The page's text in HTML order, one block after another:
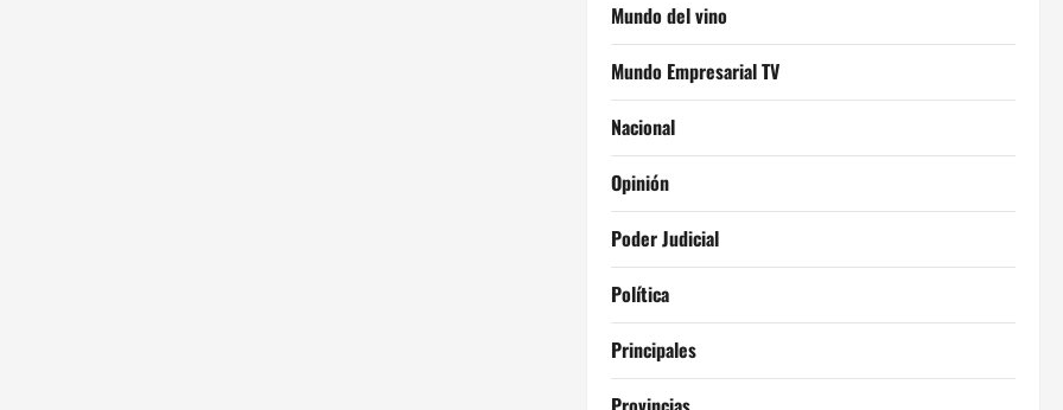
Mundo del vino
Mundo Empresarial TV
Nacional
Opinión
Poder Judicial
Política
Principales